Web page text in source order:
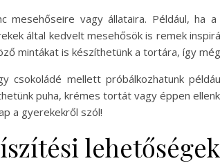
mesehőseire vagy állataira. Például, ha
által kedvelt mesehősök is remek
mintákat is készíthetünk a tortára, így
csokoládé mellett próbálkozhatunk
puha, krémes tortát vagy éppen
a gyerekekről szól!
lehetőségek